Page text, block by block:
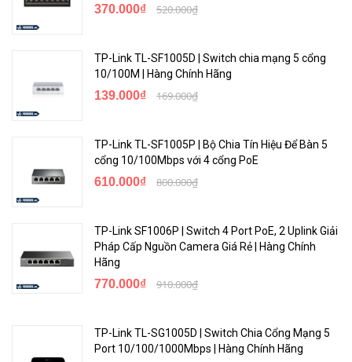
370.000₫ 520.000₫
TP-Link TL-SF1005D | Switch chia mạng 5 cổng
10/100M | Hàng Chính Hãng
139.000₫ 169.000₫
TP-Link TL-SF1005P | Bộ Chia Tín Hiệu Để Bàn 5
cổng 10/100Mbps với 4 cổng PoE
610.000₫ 800.000₫
TP-Link SF1006P | Switch 4 Port PoE, 2 Uplink Giải
Pháp Cấp Nguồn Camera Giá Rẻ | Hàng Chính
Hãng
770.000₫ 910.000₫
TP-Link TL-SG1005D | Switch Chia Cổng Mạng 5
Port 10/100/1000Mbps | Hàng Chính Hãng